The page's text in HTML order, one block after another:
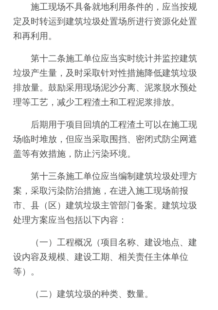
施工现场不具备就地利用条件的，应当按规
定及时转运到建筑垃圾处置场所进行资源化处置
和再利用。
第十二条施工单位应当实时统计并监控建筑
垃圾产生量，及时采取针对性措施降低建筑垃圾
排放量。鼓励采用现场泥沙分离、泥浆脱水预处
理等工艺，减少工程渣土和工程泥浆排放。
后期用于项目回填的工程渣土可以在施工现
场临时堆放，但应当采取围挡、密闭式防尘网遮
盖等有效措施，防止污染环境。
第十三条施工单位应当编制建筑垃圾处理方
案，采取污染防治措施，在进入施工现场前报
市、县（区）建筑垃圾主管部门备案。建筑垃圾
处理方案应当包括以下内容：
（一）工程概况（项目名称、建设地点、建
设内容及规模、建设工期、相关责任主体单位
等）。
（二）建筑垃圾的种类、数量。